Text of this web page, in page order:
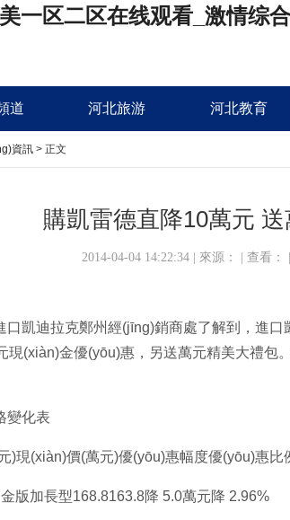
一区二区在线观看_激情综
道 河北旅游 河北教育
資訊 > 正文
購凱雷德直降10萬元
2014-04-04 14:22:34 | 來源： | 查看：
迪拉克鄭州經(jīng)銷商處了解到，進口
現(xiàn)金優(yōu)惠，另送萬元精美大禮包
化表
(xiàn)價(萬元)優(yōu)惠幅度優(yōu)惠比
加長型168.8163.8降 5.0萬元降 2.96%